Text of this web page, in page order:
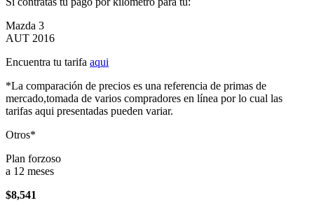
Mazda 3
AUT 2016
Encuentra tu tarifa aqui
*La comparación de precios es una referencia de primas de
mercado,tomada de varios compradores en línea por lo cual las
tarifas aqui presentadas pueden variar.
Otros*
Plan forzoso
a 12 meses
$8,541